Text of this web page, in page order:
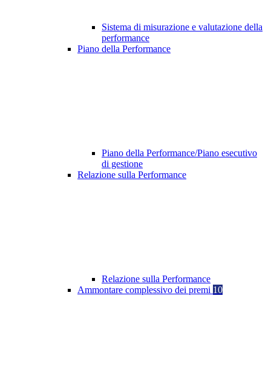
Sistema di misurazione e valutazione della
performance
Piano della Performance
Piano della Performance/Piano esecutivo
di gestione
Relazione sulla Performance
Relazione sulla Performance
Ammontare complessivo dei premi 10